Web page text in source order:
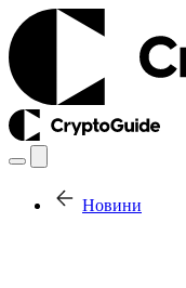
Новини